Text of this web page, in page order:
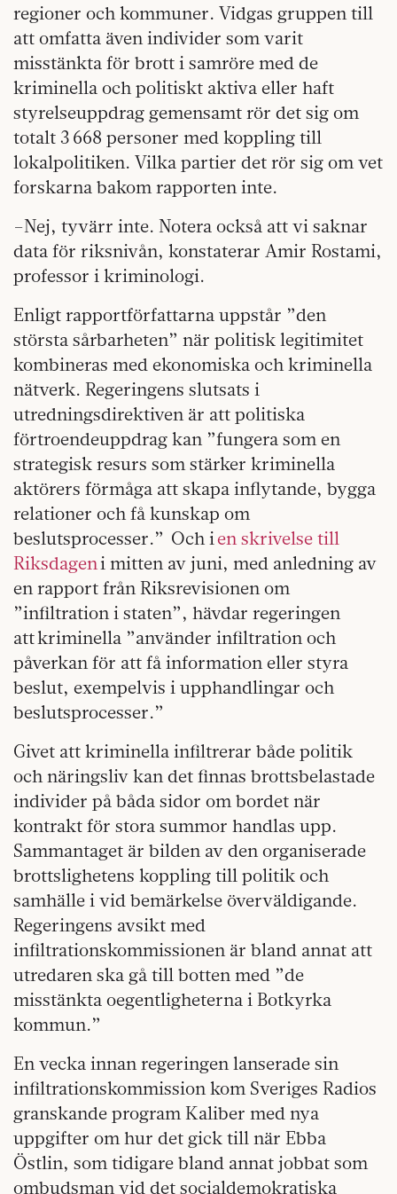
regioner och kommuner. Vidgas gruppen till
att omfatta även individer som varit
misstänkta för brott i samröre med de
kriminella och politiskt aktiva eller haft
styrelseuppdrag gemensamt rör det sig om
totalt 3 668 personer med koppling till
lokalpolitiken. Vilka partier det rör sig om vet
forskarna bakom rapporten inte.
–Nej, tyvärr inte. Notera också att vi saknar
data för riksnivån, konstaterar Amir Rostami,
professor i kriminologi.
Enligt rapportförfattarna uppstår ”den
största sårbarheten” när politisk legitimitet
kombineras med ekonomiska och kriminella
nätverk. Regeringens slutsats i
utredningsdirektiven är att politiska
förtroendeuppdrag kan ”fungera som en
strategisk resurs som stärker kriminella
aktörers förmåga att skapa inflytande, bygga
relationer och få kunskap om
beslutsprocesser.” Och ien skrivelse till
Riksdagen i mitten av juni, med anledning av
en rapport från Riksrevisionen om
”infiltration i staten”, hävdar regeringen
att kriminella ”använder infiltration och
påverkan för att få information eller styra
beslut, exempelvis i upphandlingar och
beslutsprocesser.”
Givet att kriminella infiltrerar både politik
och näringsliv kan det finnas brottsbelastade
individer på båda sidor om bordet när
kontrakt för stora summor handlas upp.
Sammantaget är bilden av den organiserade
brottslighetens koppling till politik och
samhälle i vid bemärkelse överväldigande.
Regeringens avsikt med
infiltrationskommissionen är bland annat att
utredaren ska gå till botten med ”de
misstänkta oegentligheterna i Botkyrka
kommun.”
En vecka innan regeringen lanserade sin
infiltrationskommission kom Sveriges Radios
granskande program Kaliber med nya
uppgifter om hur det gick till när Ebba
Östlin, som tidigare bland annat jobbat som
ombudsman vid det socialdemokratiska